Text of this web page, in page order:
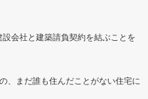
会社と建築請負契約を結ぶことを
、まだ誰も住んだことがない住宅に